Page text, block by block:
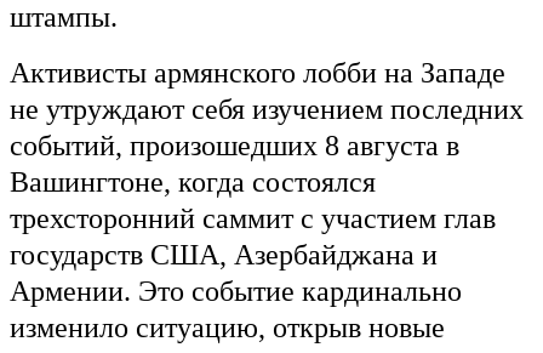
штампы.
Активисты армянского лобби на Западе
не утруждают себя изучением последних
событий, произошедших 8 августа в
Вашингтоне, когда состоялся
трехсторонний саммит с участием глав
государств США, Азербайджана и
Армении. Это событие кардинально
изменило ситуацию, открыв новые